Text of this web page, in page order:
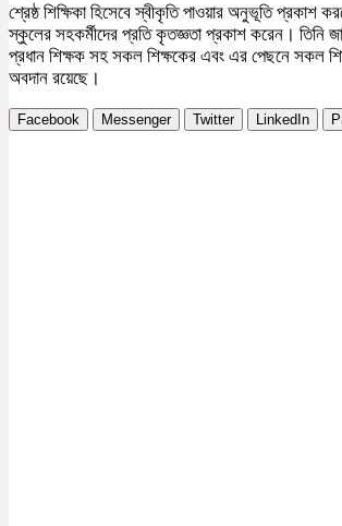
শ্রেষ্ঠ শিক্ষিকা হিসেবে স্বীকৃতি পাওয়ার অনুভূতি প্রকাশ
স্কুলের সহকর্মীদের প্রতি কৃতজ্ঞতা প্রকাশ করেন। তিনি
প্রধান শিক্ষক সহ সকল শিক্ষকের এবং এর পেছনে সকল
অবদান রয়েছে।
Facebook Messenger Twitter LinkedIn